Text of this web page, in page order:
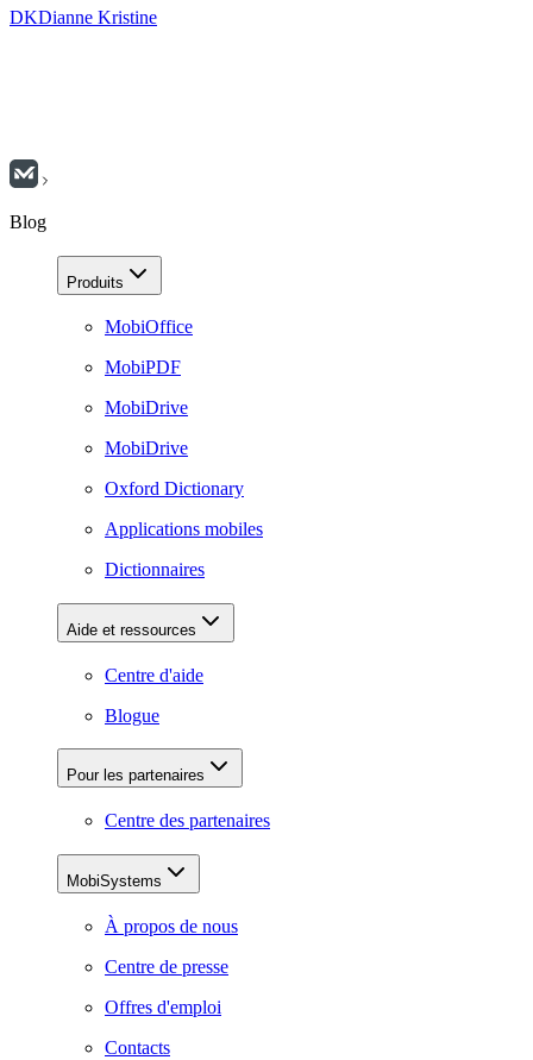
DKDianne Kristine
Blog
Produits
MobiOffice
MobiPDF
MobiDrive
MobiDrive
Oxford Dictionary
Applications mobiles
Dictionnaires
Aide et ressources
Centre d'aide
Blogue
Pour les partenaires
Centre des partenaires
MobiSystems
À propos de nous
Centre de presse
Offres d'emploi
Contacts